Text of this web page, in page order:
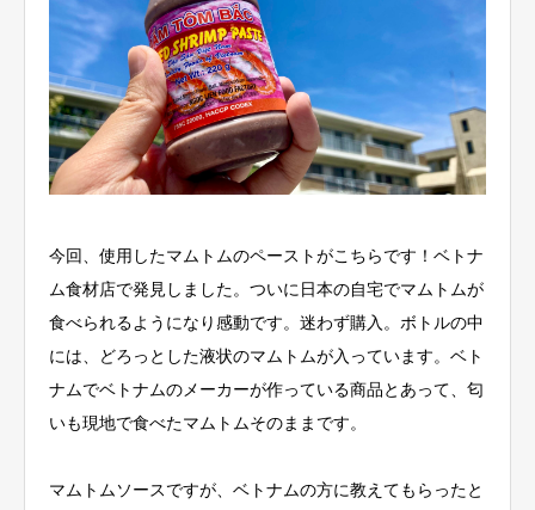
今回、使用したマムトムのペーストがこちらです！ベトナ
ム食材店で発見しました。ついに日本の自宅でマムトムが
食べられるようになり感動です。迷わず購入。ボトルの中
には、どろっとした液状のマムトムが入っています。ベト
ナムでベトナムのメーカーが作っている商品とあって、匂
いも現地で食べたマムトムそのままです。
マムトムソースですが、ベトナムの方に教えてもらったと